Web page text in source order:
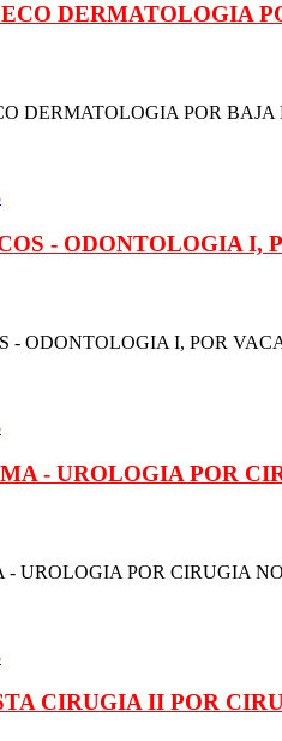
DERMATOLOGIA
DERMATOLOGIA POR
- ODONTOLOGIA I,
- ODONTOLOGIA I, POR
- UROLOGIA POR
UROLOGIA POR CIRUGIA
CIRUGIA II POR